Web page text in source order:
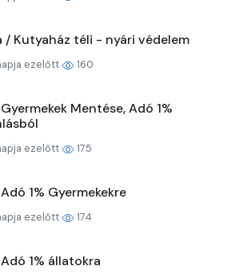
/ Kutyaház téli - nyári védelem
ezelőtt 160
Mentése, Adó 1%
ezelőtt 175
1% Gyermekekre
ezelőtt 174
1% állatokra